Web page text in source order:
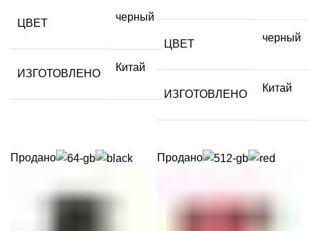
ЦВЕТ
черный
ИЗГОТОВЛЕНО
Китай
ЦВЕТ
черный
ИЗГОТОВЛЕНО
Китай
Продано Продано